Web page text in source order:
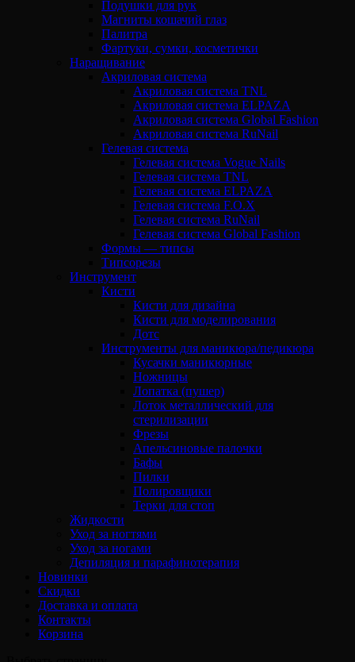
Подушки для рук
Магниты кошачий глаз
Палитра
Фартуки, сумки, косметички
Наращивание
Акриловая система
Акриловая система TNL
Акриловая система ELPAZA
Акриловая система Global Fashion
Акриловая система RuNail
Гелевая система
Гелевая система Vogue Nails
Гелевая система TNL
Гелевая система ELPAZA
Гелевая система F.O.X
Гелевая система RuNail
Гелевая система Global Fashion
Формы — типсы
Типсорезы
Инструмент
Кисти
Кисти для дизайна
Кисти для моделирования
Дотс
Инструменты для маникюра/педикюра
Кусачки маникюрные
Ножницы
Лопатка (пушер)
Лоток металлический для
стерилизации
Фрезы
Апельсиновые палочки
Бафы
Пилки
Полировщики
Терки для стоп
Жидкости
Уход за ногтями
Уход за ногами
Депиляция и парафинотерапия
Новинки
Скидки
Доставка и оплата
Контакты
Корзина